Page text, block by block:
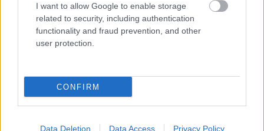
I want to allow Google to enable storage
related to security, including authentication
functionality and fraud prevention, and other
user protection.
CONFIRM
Data Deletion Data Access Privacy Policy
A SZOL24 legfrissebb 24 cikke
hónap végére
Néma tisztelgéssel és szirénaszóval emlékeztek a hősi halált